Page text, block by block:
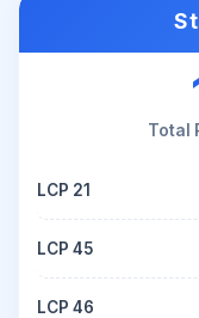
Total
LCP 21
LCP 45
LCP 46